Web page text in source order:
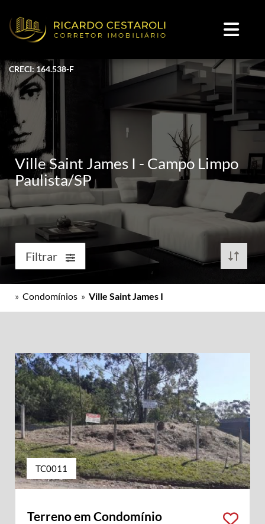
CRECI: 164.538-F
Ville Saint James I - Campo Limpo
Paulista/SP
Filtrar
» Condomínios » Ville Saint James I
TC0011
Terreno em Condomínio